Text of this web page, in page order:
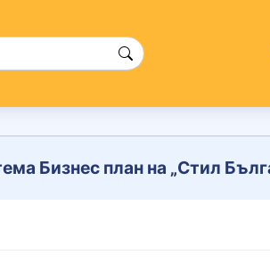
Бизнес план на „Стил